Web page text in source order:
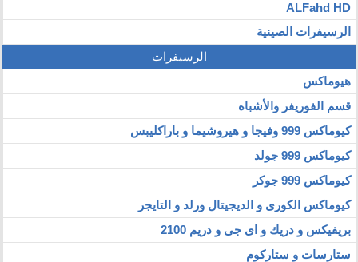
ALFahd HD
الرسيفرات الصينية
الرسيفرات
هيوماكس
قسم الفوريفر والأشباه
كيوماكس 999 وفيجا و هيروشيما و باراكليبس
كيوماكس 999 جولد
كيوماكس 999 جوكر
كيوماكس الكورى و الديجيتال ورلد و التايجر
بريفيكس و دريك و اى جى و دريم 2100
ستارسات و ستاركوم